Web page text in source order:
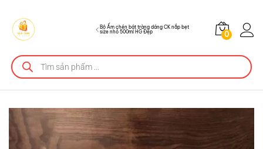
Bộ Ấm chén bát tràng dáng CK nắp bẹt
size nhỏ 500ml HG Đẹp
0
Mô tả sản phẩm